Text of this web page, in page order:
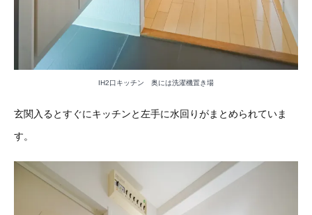
IH2口キッチン 奥には洗濯機置き場
玄関入るとすぐにキッチンと左手に水回りがまとめられていま
す。